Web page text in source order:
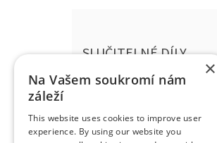
SLUČITELNÉ DÍLY
Klicperovo divadlo - Studio ×
Na Vašem soukromí nám
záleží
This website uses cookies to improve user
experience. By using our website you